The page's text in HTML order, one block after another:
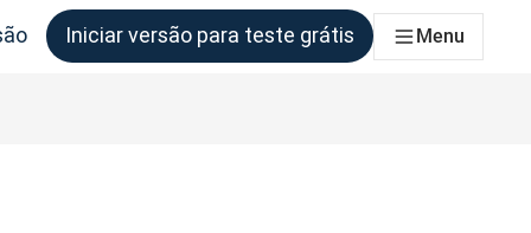
que deles necessitem
Iniciar versão para teste grátis Menu